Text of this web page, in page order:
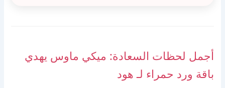
أجمل لحظات السعادة: ميكي ماوس يهدي
باقة ورد حمراء لـ هود